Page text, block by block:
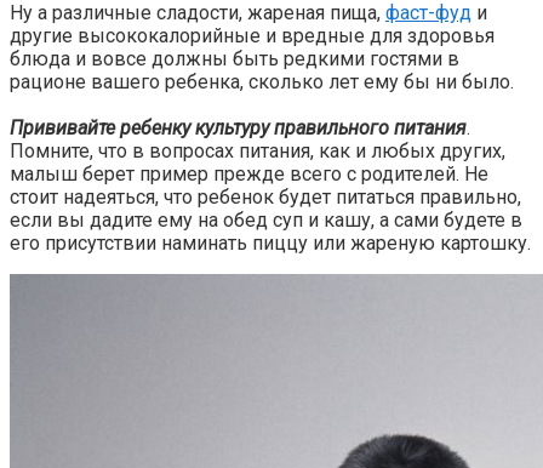
Ну а различные сладости, жареная пища, фаст-фуд и
другие высококалорийные и вредные для здоровья
блюда и вовсе должны быть редкими гостями в
рационе вашего ребенка, сколько лет ему бы ни было.
Прививайте ребенку культуру правильного питания.
Помните, что в вопросах питания, как и любых других,
малыш берет пример прежде всего с родителей. Не
стоит надеяться, что ребенок будет питаться правильно,
если вы дадите ему на обед суп и кашу, а сами будете в
его присутствии наминать пиццу или жареную картошку.